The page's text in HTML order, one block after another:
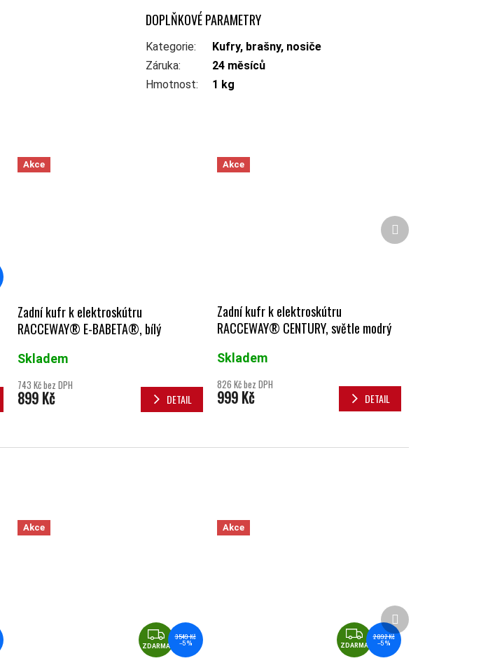
Akce
ZDARMA
ZDARMA
3 549 Kč
–5 %
Akce
ZDARMA
ZDARMA
2 892 Kč
–5 %
Další produkt
DOPLŇKOVÉ PARAMETRY
Kategorie:
Kufry, brašny, nosiče
Záruka:
24 měsíců
Hmotnost: 1 kg
Akce
Zadní kufr k elektroskútru
RACCEWAY® E-BABETA®, bílý
Skladem
743 Kč bez DPH
899 Kč DETAIL
Akce
Zadní kufr k elektroskútru
RACCEWAY® CENTURY, světle modrý
Skladem
826 Kč bez DPH
999 Kč DETAIL
Další produkt